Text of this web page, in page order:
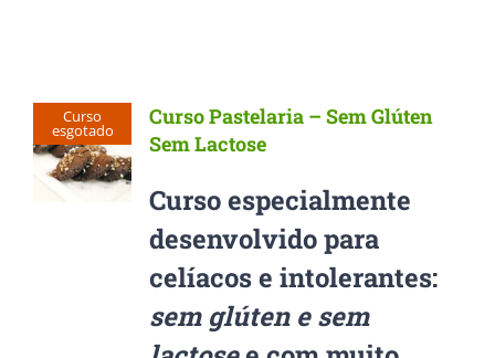
Curso
esgotado
Curso Pastelaria – Sem Glúten
Sem Lactose
Curso especialmente
desenvolvido para
celíacos e intolerantes:
sem glúten e sem